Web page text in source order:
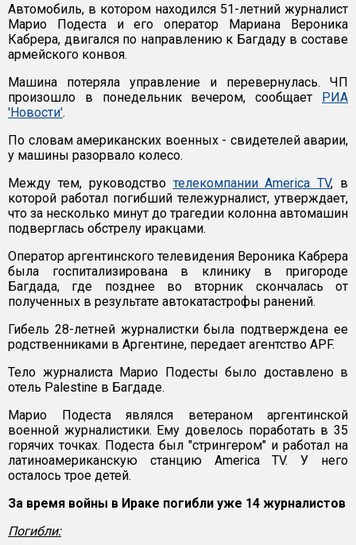
Автомобиль, в котором находился 51-летний журналист
Марио Подеста и его оператор Мариана Вероника
Кабрера, двигался по направлению к Багдаду в составе
армейского конвоя.
Машина потеряла управление и перевернулась. ЧП
произошло в понедельник вечером, сообщает РИА
'Новости'.
По словам американских военных - свидетелей аварии,
у машины разорвало колесо.
Между тем, руководство телекомпании America TV, в
которой работал погибший тележурналист, утверждает,
что за несколько минут до трагедии колонна автомашин
подверглась обстрелу иракцами.
Оператор аргентинского телевидения Вероника Кабрера
была госпитализирована в клинику в пригороде
Багдада, где позднее во вторник скончалась от
полученных в результате автокатастрофы ранений.
Гибель 28-летней журналистки была подтверждена ее
родственниками в Аргентине, передает агентство APF.
Тело журналиста Марио Подесты было доставлено в
отель Palestine в Багдаде.
Марио Подеста являлся ветераном аргентинской
военной журналистики. Ему довелось поработать в 35
горячих точках. Подеста был "стрингером" и работал на
латиноамериканскую станцию America TV. У него
осталось трое детей.
За время войны в Ираке погибли уже 14 журналистов
Погибли: